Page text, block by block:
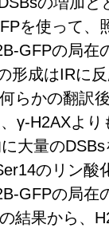
を使って、
GFPの局在
形成はIRに
らかの翻訳
γ-H2AXよ
大量の
のリン酸
GFPの局在
結果から、